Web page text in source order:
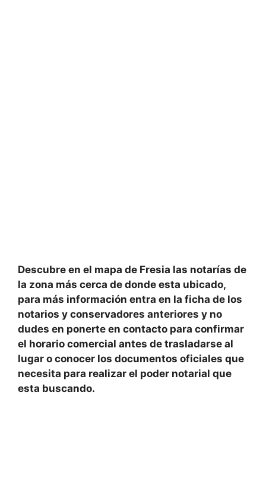
Descubre en el mapa de Fresia las notarías de
la zona más cerca de donde esta ubicado,
para más información entra en la ficha de los
notarios y conservadores anteriores y no
dudes en ponerte en contacto para confirmar
el horario comercial antes de trasladarse al
lugar o conocer los documentos oficiales que
necesita para realizar el poder notarial que
esta buscando.